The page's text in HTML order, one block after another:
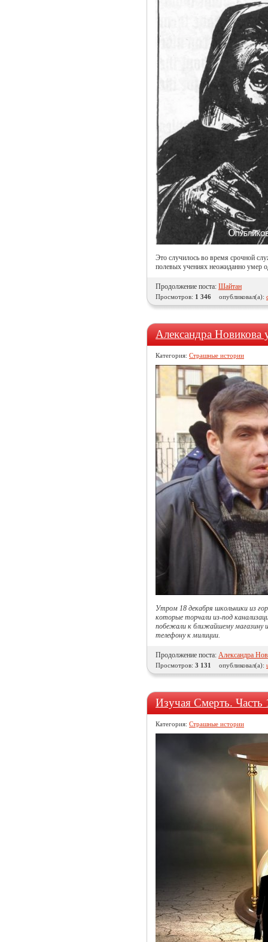
Это случилось во время срочной
полевых учениях неожиданно умер
Продолжение поста: Шайтан
Просмотров: 1 346 опубликовал(а):
Александра Новикова
Категория: Страшные истории
Утром 18 декабря школьники из
которые торчали из-под
побежали к ближайшему магазину и
телефону к милиции.
Продолжение поста: Александра
Просмотров: 3 131 опубликовал(а):
Изучая Смерть. Часть
Категория: Страшные истории